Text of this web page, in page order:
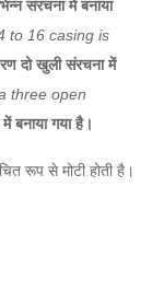
संरचना में बनाया
to 16 casing is
दो खुली संरचना में
three open
गया है।
रूप से मोटी होती है।